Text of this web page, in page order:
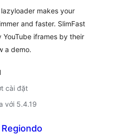
makes your
and faster. SlimFast
YouTube iframes by their
a demo.
cài đặt
với 5.4.19
Regiondo